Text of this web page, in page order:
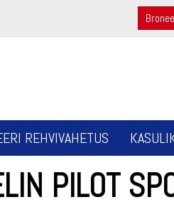
REHVIVAHETUS
PILOT